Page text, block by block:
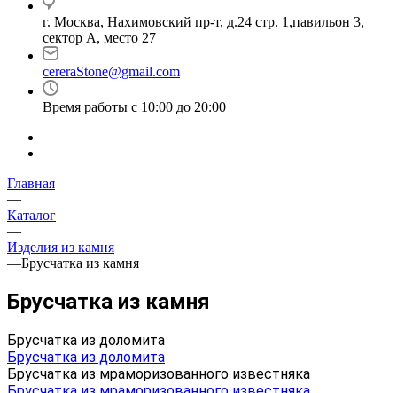
г. Москва, Нахимовский пр-т, д.24 стр. 1,павильон 3,
сектор А, место 27
cereraStone@gmail.com
Время работы с 10:00 до 20:00
Главная
—
Каталог
—
Изделия из камня
—Брусчатка из камня
Брусчатка из камня
Брусчатка из доломита
Брусчатка из доломита
Брусчатка из мраморизованного известняка